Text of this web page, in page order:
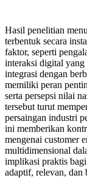
Hasil penelitian
terbentuk secara
faktor, seperti
interaksi digital yang
integrasi dengan
memiliki peran
serta persepsi nilai
tersebut turut
persaingan industri
ini memberikan
mengenai customer
multidimensional
implikasi praktis
adaptif, relevan, dan